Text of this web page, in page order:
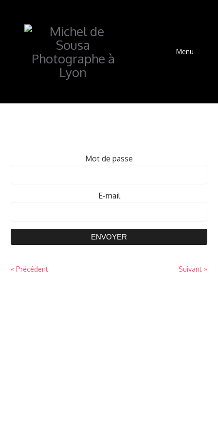
Menu
Mot de passe
E-mail
ENVOYER
« Précédent Suivant »